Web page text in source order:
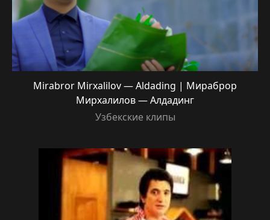
Mirabror Mirxalilov — Aldading | Мираброр
Мирхалилов — Алдадинг
Узбекские клипы